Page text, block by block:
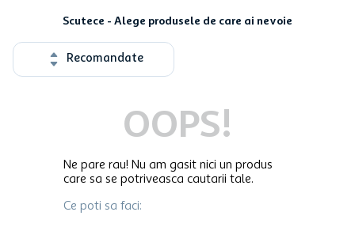
Scutece - Alege produsele de care ai nevoie
Recomandate
OOPS!
Ne pare rau! Nu am gasit nici un produs
care sa se potriveasca cautarii tale.
Ce poti sa faci: